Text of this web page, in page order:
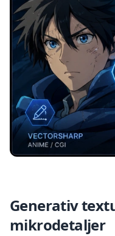
Generativ
mikrodetaljer